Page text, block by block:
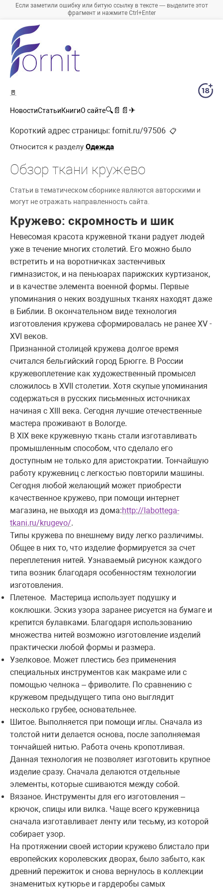
Если заметили ошибку или битую ссылку в тексте — выделите этот
фрагмент и нажмите Ctrl+Enter
🚪
НовостиСтатьиКнигиО сайте🔍 📄 📄 ✈
Короткий адрес страницы: fornit.ru/97506 📋
Относится к разделу Одежда
Обзор ткани кружево
Статьи в тематическом сборнике являются авторскими и
могут не отражать направленность сайта.
Кружево: скромность и шик
Невесомая красота кружевной ткани радует людей
уже в течение многих столетий. Его можно было
встретить и на воротничках застенчивых
гимназисток, и на пеньюарах парижских куртизанок,
и в качестве элемента военной формы. Первые
упоминания о неких воздушных тканях находят даже
в Библии. В окончательном виде технология
изготовления кружева сформировалась не ранее XV -
XVI веков.
Признанной столицей кружева долгое время
считался бельгийский город Брюгге. В России
кружевоплетение как художественный промысел
сложилось в XVII столетии. Хотя скупые упоминания
содержаться в русских письменных источниках
начиная с XIII века. Сегодня лучшие отечественные
мастера проживают в Вологде.
В XIX веке кружевную ткань стали изготавливать
промышленным способом, что сделало его
доступным не только для аристократии. Тончайшую
работу кружевниц с легкостью повторили машины.
Сегодня любой желающий может приобрести
качественное кружево, при помощи интернет
магазина, не выходя из дома:http://labottega-
tkani.ru/krugevo/.
Типы кружева по внешнему виду легко различимы.
Общее в них то, что изделие формируется за счет
переплетения нитей. Узнаваемый рисунок каждого
типа возник благодаря особенностям технологии
изготовления.
Плетеное. Мастерица использует подушку и
коклюшки. Эскиз узора заранее рисуется на бумаге и
крепится булавками. Благодаря использованию
множества нитей возможно изготовление изделий
практически любой формы и размера.
Узелковое. Может плестись без применения
специальных инструментов как макраме или с
помощью челнока – фриволите. По сравнению с
кружевом предыдущего типа оно выглядит
несколько грубее, основательнее.
Шитое. Выполняется при помощи иглы. Сначала из
толстой нити делается основа, после заполняемая
тончайшей нитью. Работа очень кропотливая.
Данная технология не позволяет изготовить крупное
изделие сразу. Сначала делаются отдельные
элементы, которые сшиваются между собой.
Вязаное. Инструменты для его изготовления –
крючок, спицы или вилка. Чаще всего кружевница
сначала изготавливает ленту или тесьму, из которой
собирает узор.
На протяжении своей истории кружево блистало при
европейских королевских дворах, было забыто, как
древний пережиток и снова вернулось в коллекции
знаменитых кутюрье и гардеробы самых